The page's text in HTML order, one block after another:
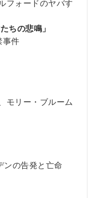
フォードのヤバす
ちの悲鳴」
事件
モリー・ブルーム
ンの告発と亡命